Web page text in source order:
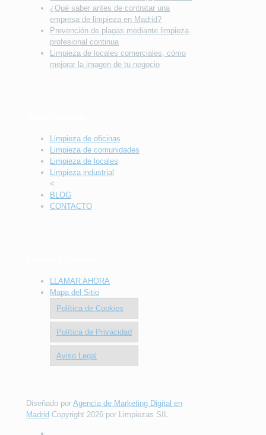
¿Qué saber antes de contratar una
empresa de limpieza en Madrid?
Prevención de plagas mediante limpieza
profesional continua
Limpieza de locales comerciales, cómo
mejorar la imagen de tu negocio
Limpieza de oficinas
Limpieza de comunidades
Limpieza de locales
Limpieza industrial
<
BLOG
CONTACTO
LLAMAR AHORA
Mapa del Sitio
Política de Cookies
Política de Privacidad
Aviso Legal
Diseñado por Agencia de Marketing Digital en
MadridCopyright 2026 por Limpiezas SIL